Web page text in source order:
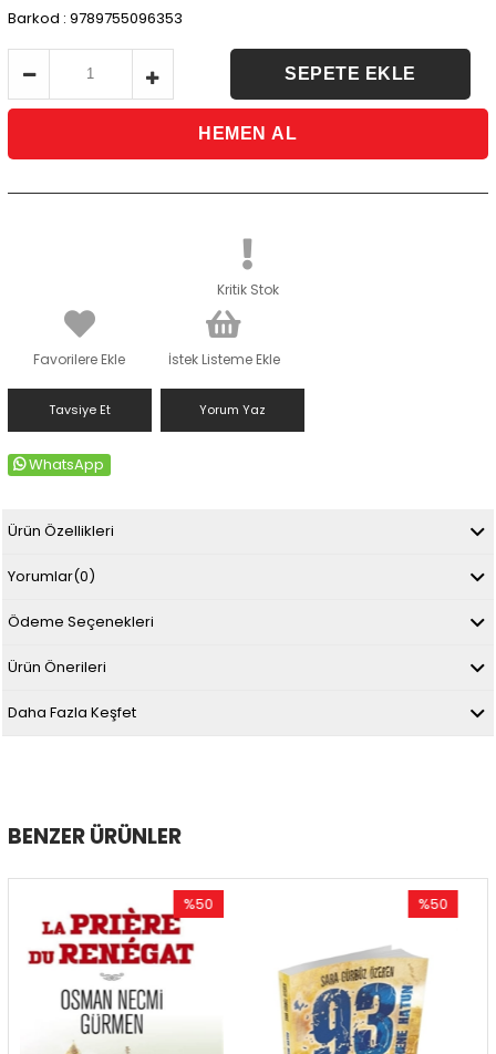
Barkod : 9789755096353
Kritik Stok
Favorilere Ekle İstek Listeme Ekle
Tavsiye Et Yorum Yaz
WhatsApp
Ürün Özellikleri
Yorumlar(0)
Ödeme Seçenekleri
Ürün Önerileri
Daha Fazla Keşfet
BENZER ÜRÜNLER
İndirim
%50İndirim
%50İndirim